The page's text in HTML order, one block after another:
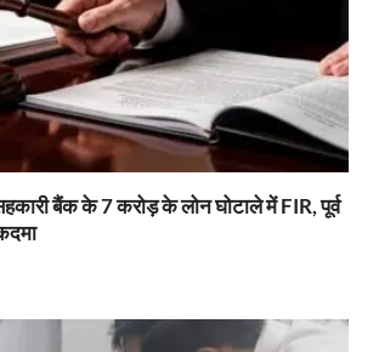
बैंक के 7 करोड़ के लोन घोटाले में FIR, पूर्व